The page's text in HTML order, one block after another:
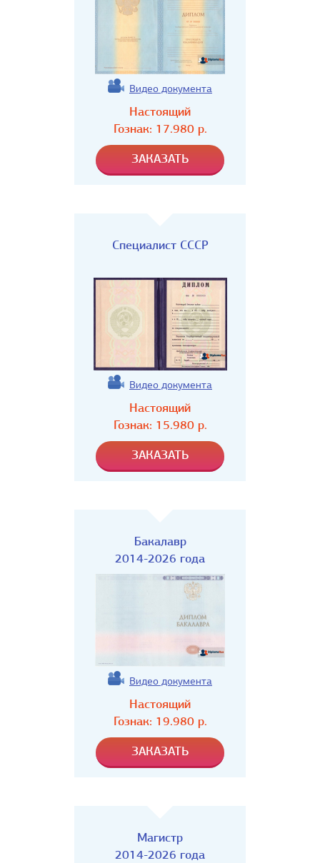
Видео документа
Настоящий
Гознак: 17.980р.
Специалист СССР
Видео документа
Настоящий
Гознак: 15.980р.
Бакалавр
2014-2026 года
Видео документа
Настоящий
Гознак: 19.980р.
Магистр
2014-2026 года